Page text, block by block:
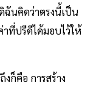
ฉันคิดว่าตรงนี้เป็น
ที่ปรีดีได้มอบไว้ให้
ก็คือ การสร้าง